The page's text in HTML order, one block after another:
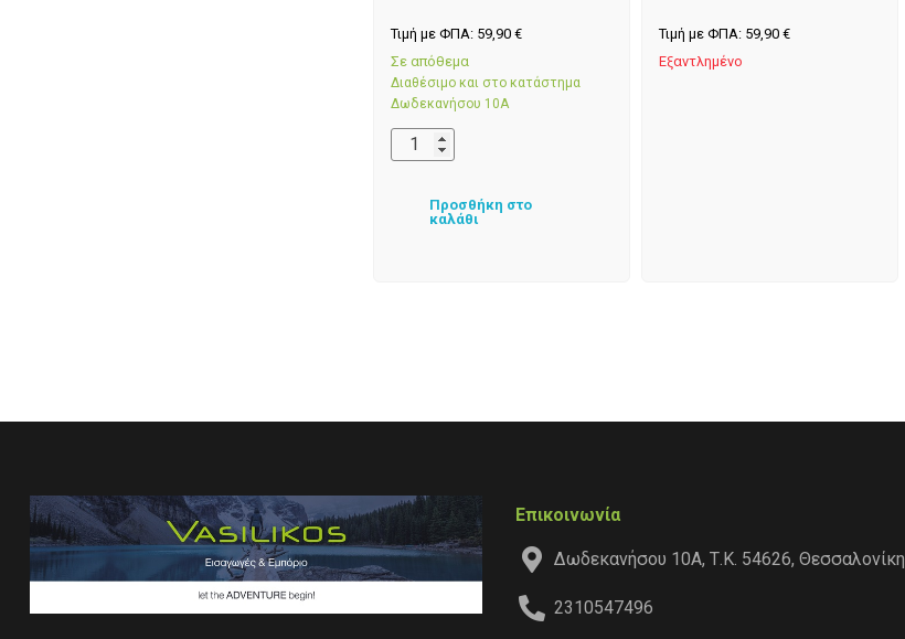
Τιμή με ΦΠΑ: 59,90 €
Σε απόθεμα
Διαθέσιμο και στο κατάστημα
Δωδεκανήσου 10Α
Προσθήκη στο
καλάθι
Τιμή με ΦΠΑ: 59,90 €
Εξαντλημένο
Επικοινωνία
Δωδεκανήσου 10Α, Τ.Κ. 54626, Θεσσαλονίκη
2310547496